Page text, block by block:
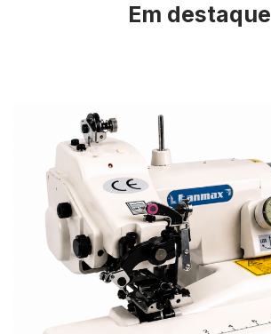
Em destaque